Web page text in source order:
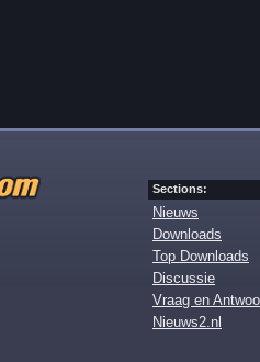
Sections:
Nieuws
Downloads
Top Downloads
Discussie
Vraag en
Nieuws2.nl